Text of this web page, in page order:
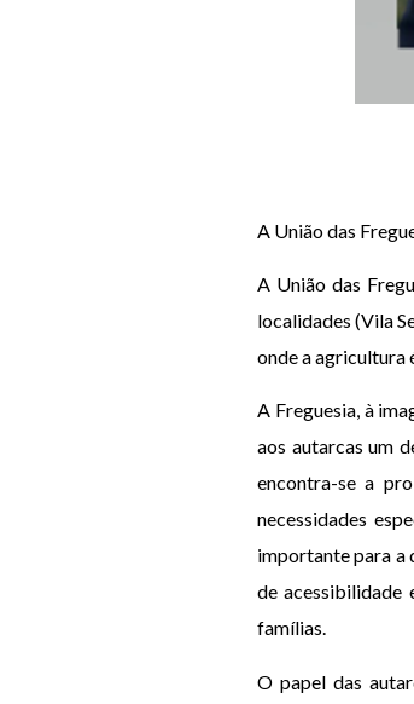
A União das
A União das
localidades (Vila
onde a agricultura
A Freguesia, à
aos autarcas um
encontra-se a
necessidades
importante para a
de acessibilidade
famílias.
O papel das